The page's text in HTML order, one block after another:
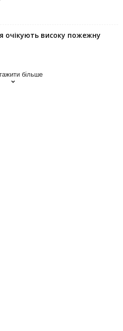
очікують високу пожежну
більше